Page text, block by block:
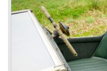
ideas for he was of the
would only add trouble to a
machine. The 1930 Le
none of the blown cars
won on a Speed Six model.
The supercharged 4.5
guzzlers", the naturally
litre of petrol every 5.6
engine used one litre for